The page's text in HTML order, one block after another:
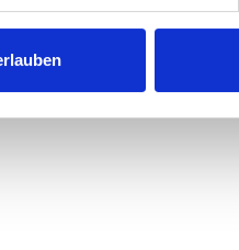
Funktionen für soziale
wir Informationen zu
weiter. Unsere Partner